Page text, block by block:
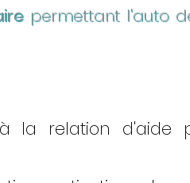
permettant l'auto
la relation d'aide